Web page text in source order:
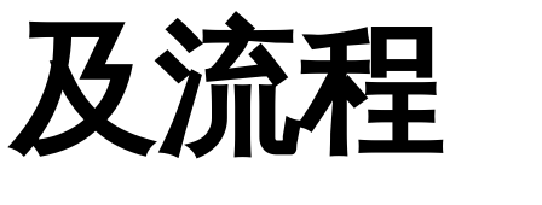
及流程